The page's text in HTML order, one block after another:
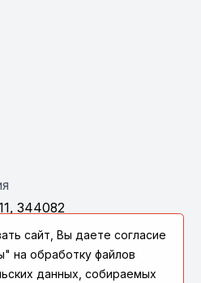
344082
сайт, Вы даете согласие
на обработку файлов
данных, собираемых